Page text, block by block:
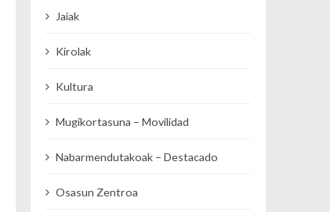
Jaiak
Kirolak
Kultura
Mugikortasuna – Movilidad
Nabarmendutakoak – Destacado
Osasun Zentroa